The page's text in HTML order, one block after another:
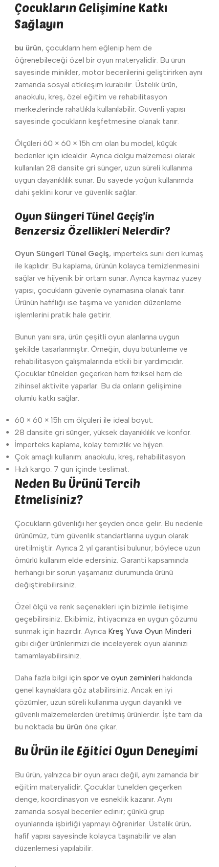
Çocukların Gelişimine Katkı
Sağlayın
bu ürün, çocukların hem eğlenip hem de
öğrenebileceği özel bir oyun materyalidir. Bu ürün
sayesinde minikler, motor becerilerini geliştirirken aynı
zamanda sosyal etkileşim kurabilir. Üstelik ürün,
anaokulu, kreş, özel eğitim ve rehabilitasyon
merkezlerinde rahatlıkla kullanılabilir. Güvenli yapısı
sayesinde çocukların keşfetmesine olanak tanır.
Ölçüleri 60 × 60 × 15h cm olan bu model, küçük
bedenler için idealdir. Ayrıca dolgu malzemesi olarak
kullanılan 28 dansite gri sünger, uzun süreli kullanıma
uygun dayanıklılık sunar. Bu sayede yoğun kullanımda
dahi şeklini korur ve güvenlik sağlar.
Oyun Süngeri Tünel Geçiş’in
Benzersiz Özellikleri Nelerdir?
Oyun Süngeri Tünel Geçiş, imperteks suni deri kumaş
ile kaplıdır. Bu kaplama, ürünün kolayca temizlenmesini
sağlar ve hijyenik bir ortam sunar. Ayrıca kaymaz yüzey
yapısı, çocukların güvenle oynamasına olanak tanır.
Ürünün hafifliği ise taşıma ve yeniden düzenleme
işlemlerini pratik hale getirir.
Bunun yanı sıra, ürün çeşitli oyun alanlarına uygun
şekilde tasarlanmıştır. Örneğin, duyu bütünleme ve
rehabilitasyon çalışmalarında etkili bir yardımcıdır.
Çocuklar tünelden geçerken hem fiziksel hem de
zihinsel aktivite yaparlar. Bu da onların gelişimine
olumlu katkı sağlar.
60 × 60 × 15h cm ölçüleri ile ideal boyut.
28 dansite gri sünger, yüksek dayanıklılık ve konfor.
İmperteks kaplama, kolay temizlik ve hijyen.
Çok amaçlı kullanım: anaokulu, kreş, rehabilitasyon.
Hızlı kargo: 7 gün içinde teslimat.
Neden Bu Ürünü Tercih
Etmelisiniz?
Çocukların güvenliği her şeyden önce gelir. Bu nedenle
ürünümüz, tüm güvenlik standartlarına uygun olarak
üretilmiştir. Ayrıca 2 yıl garantisi bulunur; böylece uzun
ömürlü kullanım elde edersiniz. Garanti kapsamında
herhangi bir sorun yaşamanız durumunda ürünü
değiştirebilirsiniz.
Özel ölçü ve renk seçenekleri için bizimle iletişime
geçebilirsiniz. Ekibimiz, ihtiyacınıza en uygun çözümü
sunmak için hazırdır. Ayrıca Kreş Yuva Oyun Minderi
gibi diğer ürünlerimizi de inceleyerek oyun alanınızı
tamamlayabilirsiniz.
Daha fazla bilgi için spor ve oyun zeminleri hakkında
genel kaynaklara göz atabilirsiniz. Ancak en iyi
çözümler, uzun süreli kullanıma uygun dayanıklı ve
güvenli malzemelerden üretilmiş ürünlerdir. İşte tam da
bu noktada bu ürün öne çıkar.
Bu Ürün ile Eğitici Oyun Deneyimi
Bu ürün, yalnızca bir oyun aracı değil, aynı zamanda bir
eğitim materyalidir. Çocuklar tünelden geçerken
denge, koordinasyon ve esneklik kazanır. Aynı
zamanda sosyal beceriler edinir; çünkü grup
oyunlarında işbirliği yapmayı öğrenirler. Üstelik ürün,
hafif yapısı sayesinde kolayca taşınabilir ve alan
düzenlemesi yapılabilir.